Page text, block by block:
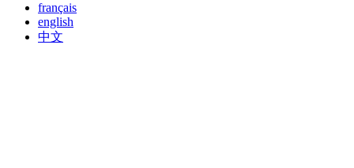
français
english
中文